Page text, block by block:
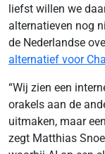
liefst willen we
alternatieven nog
de Nederlandse
alternatief voor
“Wij zien een
orakels aan de
uitmaken, maar
zegt Matthias